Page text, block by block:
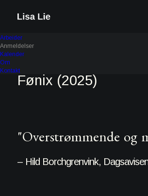
Arbeider
Anmeldelser
Kalender
Om
Kontakt
Fønix (2025)
"Overstrømmende og
– Hild Borchgrenvink,